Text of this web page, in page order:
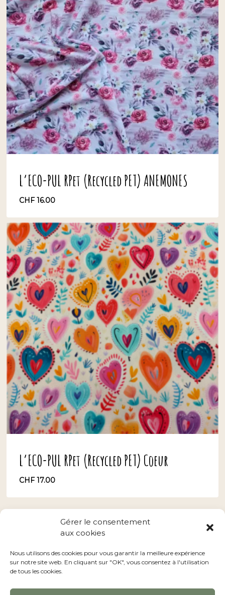
Gérer le consentement
aux cookies
Nous utilisons des cookies pour vous garantir la meilleure expérience
sur notre site web. En cliquant sur "OK", vous consentez à l'utilisation
de tous les cookies.
L’ECO-PUL RPet (Recycled PET) ANEMONES
CHF16.00
CHF16.00
L’ECO-PUL RPet (Recycled PET) Coeur
CHF17.00
CHF 17.00
Conditions générales–Nos revendeurs